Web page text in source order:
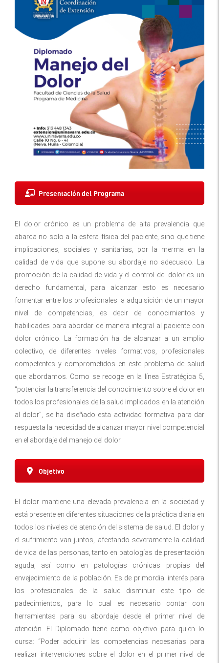
Presentación del Programa
El dolor crónico es un problema de alta prevalencia que
abarca no solo a la esfera física del paciente, sino que tiene
implicaciones, sociales y sanitarias, por la merma en la
calidad de vida que supone su abordaje no adecuado. La
promoción de la calidad de vida y el control del dolor es un
derecho fundamental, para alcanzar esto es necesario
fomentar entre los profesionales la adquisición de un mayor
nivel de competencias, es decir de conocimientos y
habilidades para abordar de manera integral al paciente con
dolor crónico. La formación ha de alcanzar a un amplio
colectivo, de diferentes niveles formativos, profesionales
competentes y comprometidos en este problema de salud
que abordamos. Como se recoge en la línea Estratégica 5,
“potenciar la transferencia del conocimiento sobre el dolor en
todos los profesionales de la salud implicados en la atención
al dolor”, se ha diseñado esta actividad formativa para dar
respuesta la necesidad de alcanzar mayor nivel competencial
en el abordaje del manejo del dolor.
Objetivo
El dolor mantiene una elevada prevalencia en la sociedad y
está presente en diferentes situaciones de la práctica diaria en
todos los niveles de atención del sistema de salud. El dolor y
el sufrimiento van juntos, afectando severamente la calidad
de vida de las personas, tanto en patologías de presentación
aguda, así como en patologías crónicas propias del
envejecimiento de la población. Es de primordial interés para
los profesionales de la salud disminuir este tipo de
padecimientos, para lo cual es necesario contar con
herramientas para su abordaje desde el primer nivel de
atención. El Diplomado tiene como objetivo para quien lo
cursa: “Poder adquirir las competencias necesarias para
realizar intervenciones sobre el dolor en el primer nivel de